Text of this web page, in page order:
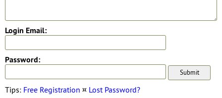
Login Email:
Password:
Tips: Free Registration ¤ Lost Password?